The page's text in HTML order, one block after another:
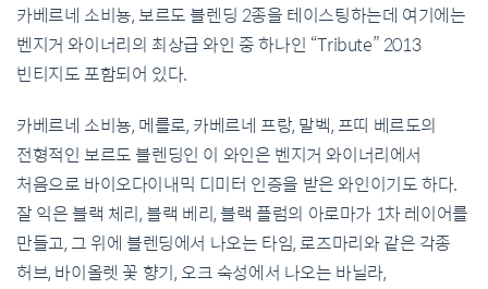
카베르네 소비뇽,보르도 블렌딩 2종을 테이스팅하는데 여기에는
벤지거 와이너리의 최상급 와인 중 하나인 “Tribute” 2013
빈티지도 포함되어 있다.
카베르네 소비뇽, 메를로, 카베르네 프랑, 말벡,프띠 베르도의
전형적인 보르도 블렌딩인 이 와인은 벤지거 와이너리에서
처음으로 바이오다이내믹 디미터 인증을 받은 와인이기도 하다.
잘 익은 블랙 체리 ,블랙 베리,블랙 플럼의 아로마가 1차 레이어를
만들고,그 위에 블렌딩에서 나오는 타임,로즈마리와 같은 각종
허브, 바이올렛 꽃 향기 ,오크 숙성에서 나오는 바닐라,